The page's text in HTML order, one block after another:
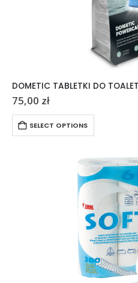
75,00 zł
SELECT OPTIONS